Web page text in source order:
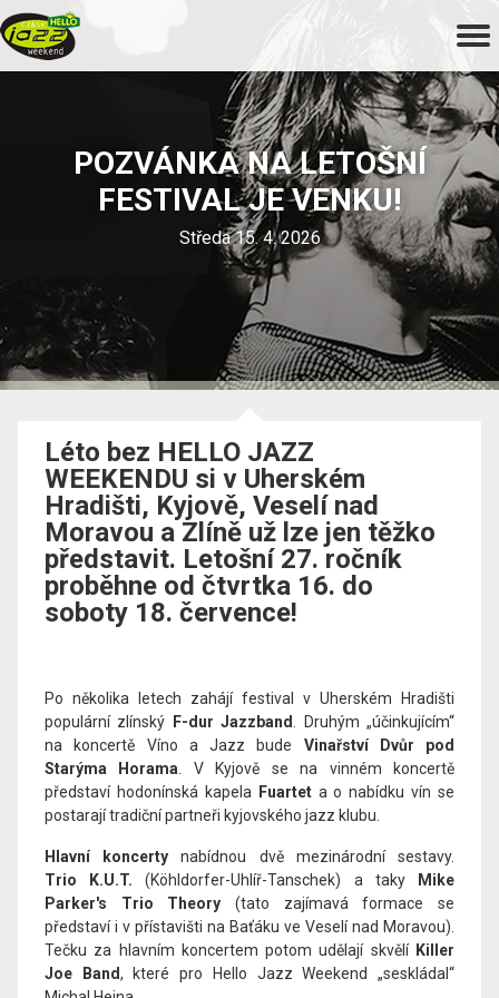
POZVÁNKA NA LETOŠNÍ
FESTIVAL JE VENKU!
Středa 15. 4. 2026
Léto bez HELLO JAZZ
WEEKENDU si v Uherském
Hradišti, Kyjově, Veselí nad
Moravou a Zlíně už lze jen těžko
představit. Letošní 27. ročník
proběhne od čtvrtka 16. do
soboty 18. července!
Po několika letech zahájí festival v Uherském Hradišti
populární zlínský
F-dur Jazzband
. Druhým „účinkujícím“
na koncertě Víno a Jazz bude Vinařství Dvůr pod
Starýma Horama . V Kyjově se na vinném koncertě
představí hodonínská kapela
Fuarteta o nabídku vín se
postarají tradiční partneři kyjovského jazz klubu.
Hlavní koncertynabídnou dvě mezinárodní sestavy.
Trio K.U.T. (Köhldorfer-Uhlíř-Tanschek) a taky
Mike
Parker's Trio Theory (tato zajímavá formace se
představí i v přístavišti na Baťáku ve Veselí nad Moravou).
Tečku za hlavním koncertem potom udělají skvělí Killer
Joe Band, které pro Hello Jazz Weekend „seskládal“